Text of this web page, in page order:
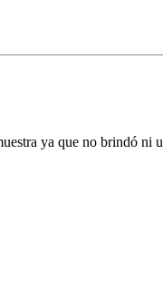
ya que no brindó ni